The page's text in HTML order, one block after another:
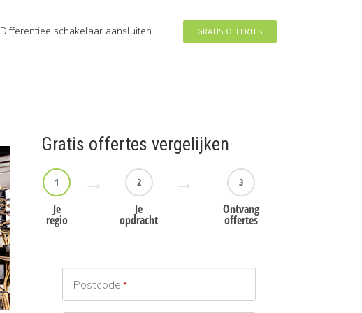
Differentieelschakelaar aansluiten GRATIS OFFERTES
Gratis offertes vergelijken
1
Je
regio
2
Je
opdracht
3
Ontvang
offertes
Postcode *